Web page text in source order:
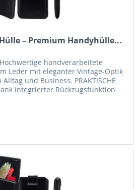
– Premium Handyhülle...
Hochwertige handverarbeitete
Leder mit eleganter Vintage-Optik
und Business. PRAKTISCHE
integrierter Rückzugsfunktion